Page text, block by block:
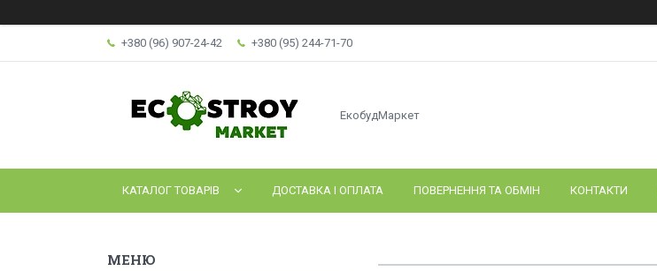
+380 (96) 907-24-42 +380 (95) 244-71-70
ЕкобудМаркет
КАТАЛОГ ТОВАРІВ ДОСТАВКА І ОПЛАТА ПОВЕРНЕННЯ ТА ОБМІН КОНТАКТИ